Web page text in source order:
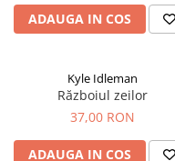
ADAUGA IN COS
Kyle Idleman
Războiul zeilor
37,00 RON
ADAUGA IN COS